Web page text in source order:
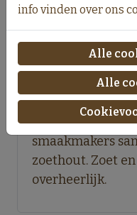
Omschrijving
Deze thee
smaakmakers
zoethout. Zoet
overheerlijk.
info vinden over ons
Alle
Alle